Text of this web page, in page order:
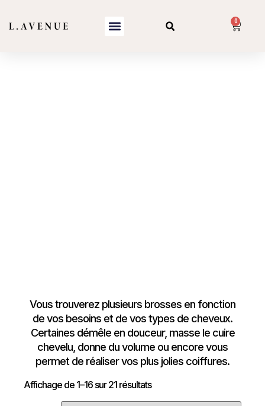
0
Vous trouverez plusieurs brosses en fonction
de vos besoins et de vos types de cheveux.
Certaines démêle en douceur, masse le cuire
chevelu, donne du volume ou encore vous
permet de réaliser vos plus jolies coiffures.
Affichage de 1–16 sur 21 résultats